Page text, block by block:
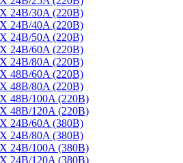
24B/30A (220B)
24B/40A (220B)
24B/50A (220B)
24B/60A (220B)
24B/80A (220B)
48B/60A (220B)
48B/80A (220B)
48B/100A (220B)
48B/120A (220B)
24B/60A (380B)
24B/80A (380B)
24B/100A (380B)
24B/120A (380B)